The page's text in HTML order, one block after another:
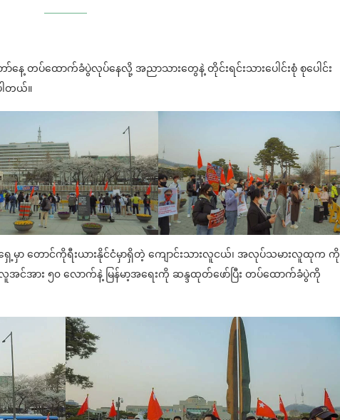
နေ့ တပ်ထောက်ခံပွဲလုပ်နေလို့ အညာသားတွေနဲ့ တိုင်းရင်းသားပေါင်းစုံ စုပေါင်း
ါတယ်။
ရှေ့မှာ တောင်ကိုရီးယားနိုင်ငံမှာရှိတဲ့ ကျောင်းသားလူငယ်၊ အလုပ်သမားလူထုက ကို
အင်အား ၅၀ လောက်နဲ့ မြန်မာ့အရေးကို ဆန္ဒထုတ်ဖော်ပြီး တပ်ထောက်ခံပွဲကို